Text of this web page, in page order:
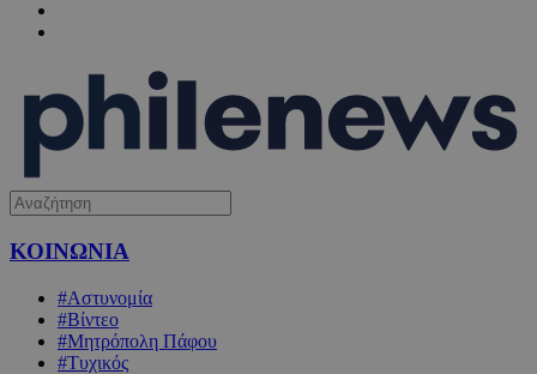
ΚΟΙΝΩΝΙΑ
#Αστυνομία
#Βίντεο
#Μητρόπολη Πάφου
#Τυχικός